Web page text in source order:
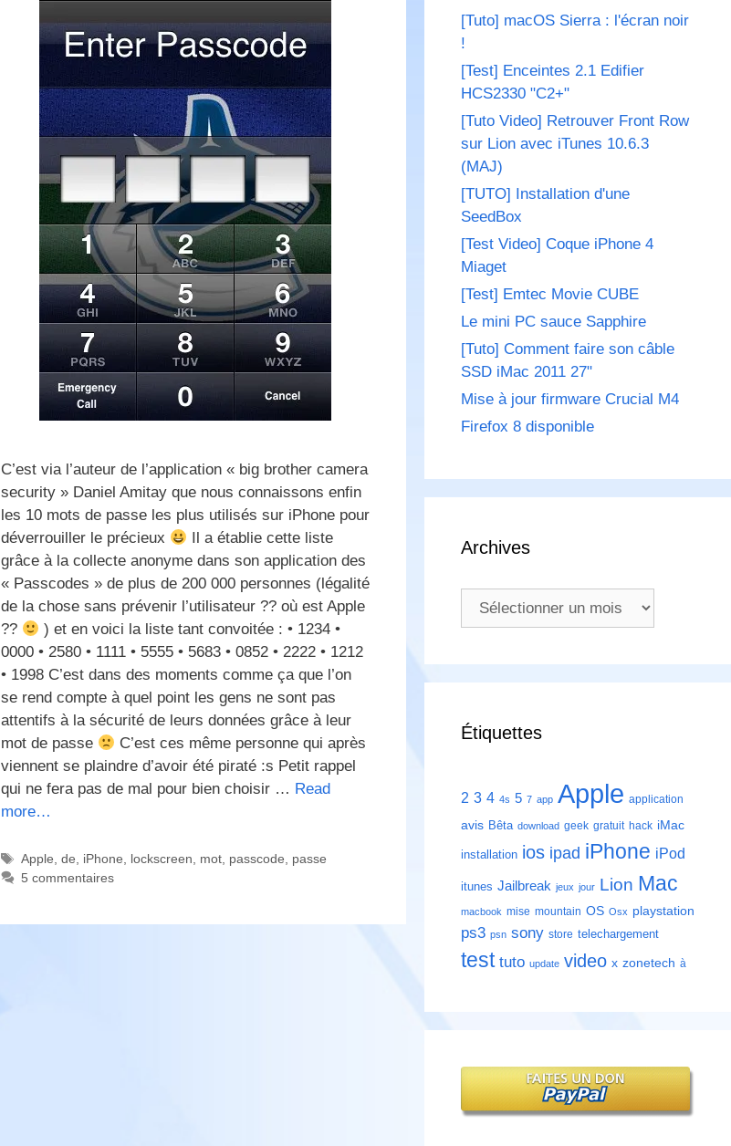
C’est via l’auteur de l’application « big brother camera
security » Daniel Amitay que nous connaissons enfin
les 10 mots de passe les plus utilisés sur iPhone pour
déverrouiller le précieux
Il a établie cette liste
grâce à la collecte anonyme dans son application des
« Passcodes » de plus de 200 000 personnes (légalité
de la chose sans prévenir l’utilisateur ?? où est Apple
??
) et en voici la liste tant convoitée : • 1234 •
0000 • 2580 • 1111 • 5555 • 5683 • 0852 • 2222 • 1212
• 1998 C’est dans des moments comme ça que l’on
se rend compte à quel point les gens ne sont pas
attentifs à la sécurité de leurs données grâce à leur
mot de passe
C’est ces même personne qui après
viennent se plaindre d’avoir été piraté :s Petit rappel
qui ne fera pas de mal pour bien choisir … Read
more…
Étiquettes
Apple de iPhone lockscreen mot, passcode
passe
5 commentaires
[Tuto] macOS Sierra : l'écran noir
!
[Test] Enceintes 2.1 Edifier
HCS2330 "C2+"
[Tuto Video] Retrouver Front Row
sur Lion avec iTunes 10.6.3
(MAJ)
[TUTO] Installation d'une
SeedBox
[Test Video] Coque iPhone 4
Miaget
[Test] Emtec Movie CUBE
Le mini PC sauce Sapphire
[Tuto] Comment faire son câble
SSD iMac 2011 27"
Mise à jour firmware Crucial M4
Firefox 8 disponible
Archives
Archives
Étiquettes
2 3 4 4s 5 7 app Apple application
avis Bêta download geek gratuit hack iMac
installation ios ipad iPhone iPod
itunes Jailbreak jeux jour Lion Mac
macbook mise mountain OS Osx playstation
ps3 psn sony store telechargement
test tuto update video x zonetech à